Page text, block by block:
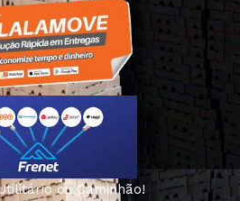
ou Caminhão!